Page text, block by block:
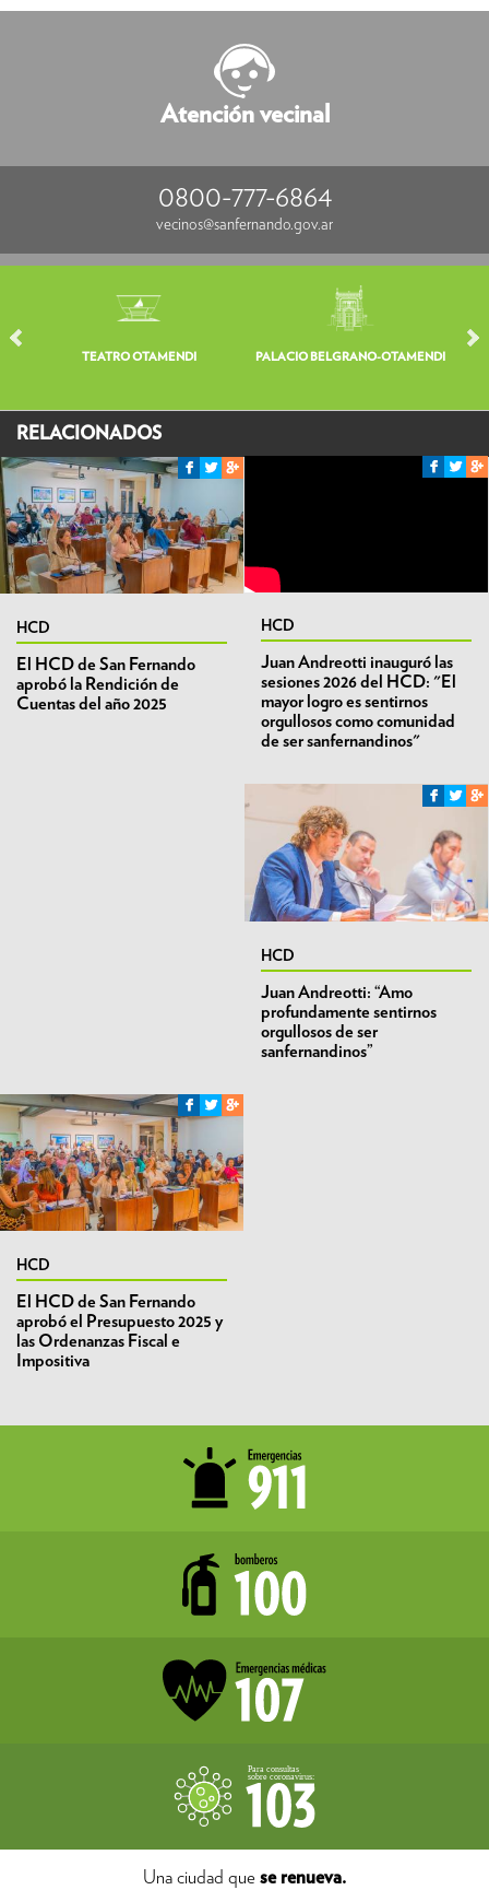
Atención vecinal
0800-777-6864
vecinos@sanfernando.gov.ar
TEATRO OTAMENDI PALACIO BELGRANO-OTAMENDI
RELACIONADOS
HCD
El HCD de San Fernando
aprobó la Rendición de
Cuentas del año 2025
HCD
Juan Andreotti inauguró las
sesiones 2026 del HCD: "El
mayor logro es sentirnos
orgullosos como comunidad
de ser sanfernandinos"
HCD
Juan Andreotti: “Amo
profundamente sentirnos
orgullosos de ser
sanfernandinos”
HCD
El HCD de San Fernando
aprobó el Presupuesto 2025 y
las Ordenanzas Fiscal e
Impositiva
Una ciudad que se renueva.